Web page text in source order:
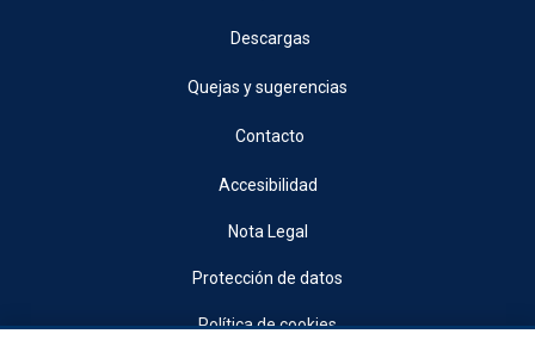
Descargas
Quejas y sugerencias
Contacto
Accesibilidad
Nota Legal
Protección de datos
Política de cookies